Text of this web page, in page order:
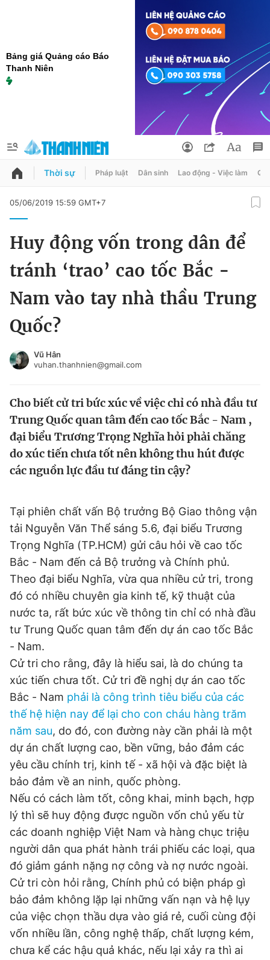
Bảng giá Quảng cáo Báo
Thanh Niên
QUẢNG CÁO
Chuyên mục
Chuyên mục khác
Chào ngày mới
Tin thị trường
Sản phẩm khác
Tiện ích Bạn cần biết
Đọc Thanh Niên trên điện thoại
Hotline
0906 645 777
Liên hệ quảng cáo
0908 780 404
Đặt báo Quảng cáo RSS Tòa soạn Chính sách bảo
Tổng biên tập: Nguyễn Ngọc Toàn
Phó tổng biên tập thường trực: Hải Thành
Phó tổng biên tập: Lâm Hiếu Dũng
Phó tổng biên tập: Trần Việt Hưng
Tổng thư ký tòa soạn: Đức Trung
Giấy phép xuất bản số 110/GP - BTTTT cấp ngày 24.3.2020
© 2003-2026 Bản quyền thuộc về Báo Thanh Niên. Cấm sao
chép dưới mọi hình thức nếu không có sự chấp thuận bằng văn
bản. Phát triển bởi ePi Technologies, JSC.
Đổi mật khẩu
Tin đã lưu
Tin đã xem
Đăng xuất
Thời sự Pháp luật Dân sinh Lao động - Việc làm
05/06/2019 15:59 GMT+7
Huy động vốn trong dân để
tránh ‘trao’ cao tốc Bắc -
Nam vào tay nhà thầu Trung
Quốc?
Vũ Hân
vuhan.thanhnien@gmail.com
Cho biết cử tri bức xúc về việc chỉ có nhà đầu tư
Trung Quốc quan tâm đến cao tốc Bắc - Nam ,
đại biểu Trương Trọng Nghĩa hỏi phải chăng
do xúc tiến chưa tốt nên không thu hút được
các nguồn lực đầu tư đáng tin cậy?
Tại phiên chất vấn Bộ trưởng Bộ Giao thông vận
tải Nguyễn Văn Thể sáng 5.6, đại biểu Trương
Trọng Nghĩa (TP.HCM) gửi câu hỏi về cao tốc
Bắc - Nam đến cả Bộ trưởng và Chính phủ.
Theo đại biểu Nghĩa, vừa qua nhiều cử tri, trong
đó có nhiều chuyên gia kinh tế, kỹ thuật của
nước ta, rất bức xúc về thông tin chỉ có nhà đầu
tư Trung Quốc quan tâm đến dự án cao tốc Bắc
- Nam.
Cử tri cho rằng, đây là hiểu sai, là do chúng ta
xúc tiến chưa tốt. Cử tri đề nghị dự án cao tốc
Bắc - Nam phải là công trình tiêu biểu của các
thế hệ hiện nay để lại cho con cháu hàng trăm
năm sau, do đó, con đường này cần phải là một
dự án chất lượng cao, bền vững, bảo đảm các
yêu cầu chính trị, kinh tế - xã hội và đặc biệt là
bảo đảm về an ninh, quốc phòng.
Nếu có cách làm tốt, công khai, minh bạch, hợp
lý thì sẽ huy động được nguồn vốn chủ yếu từ
các doanh nghiệp Việt Nam và hàng chục triệu
người dân qua phát hành trái phiếu các loại, qua
đó giảm gánh nặng nợ công và nợ nước ngoài.
Cử tri còn hỏi rằng, Chính phủ có biện pháp gì
bảo đảm không lặp lại những vấn nạn và hệ lụy
của việc chọn thầu dựa vào giá rẻ, cuối cùng đội
vốn nhiều lần, công nghệ thấp, chất lượng kém,
chưa kể các hậu quả khác, nếu lại xảy ra thì ai